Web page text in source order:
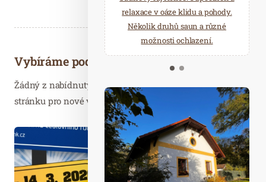
Vybíráme podobné články
Žádný z nabídnutých článků vás nezajímá? Aktualizujte
stránku pro nové výsledky...
Bře. 10
2020
relaxace v oáze klidu a pohody.
Několik druhů saun a různé
možnosti ochlazení.
starostí všedních dnů a přijeďte
načerpat novou energii do
Mariánských Lázní.